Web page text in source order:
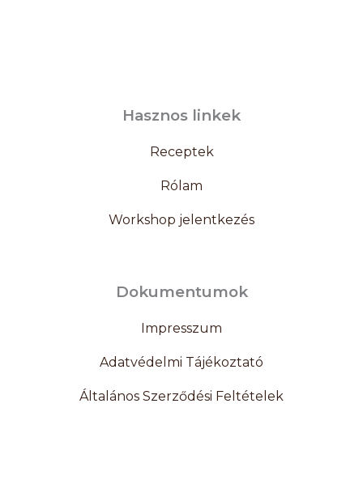
Hasznos linkek
Receptek
Rólam
Workshop jelentkezés
Dokumentumok
Impresszum
Adatvédelmi Tájékoztató
Általános Szerződési Feltételek